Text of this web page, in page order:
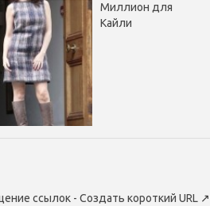
Миллион для
Кайли
ссылок - Создать короткий URL ↗